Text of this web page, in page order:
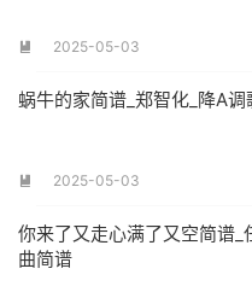
 2025-05-03
蜗牛的家简谱_郑智化_降A
 2025-05-03
你来了又走心满了又空简谱_
曲简谱